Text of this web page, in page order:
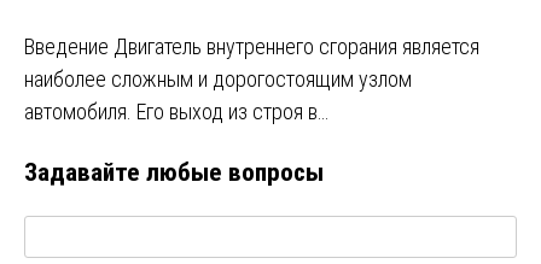
Введение Двигатель внутреннего сгорания является
наиболее сложным и дорогостоящим узлом
автомобиля. Его выход из строя в…
Задавайте любые вопросы